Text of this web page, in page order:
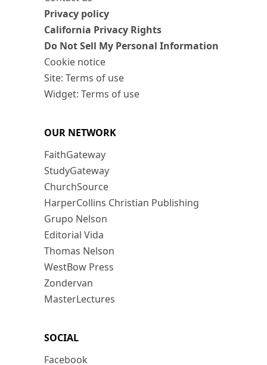
Privacy policy
California Privacy Rights
Do Not Sell My Personal Information
Cookie notice
Site: Terms of use
Widget: Terms of use
OUR NETWORK
FaithGateway
StudyGateway
ChurchSource
HarperCollins Christian Publishing
Grupo Nelson
Editorial Vida
Thomas Nelson
WestBow Press
Zondervan
MasterLectures
SOCIAL
Facebook